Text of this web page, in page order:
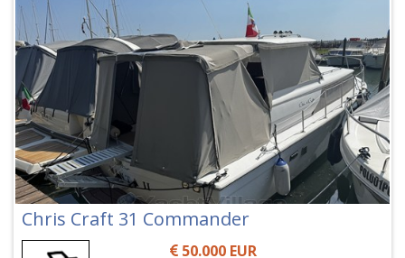
Chris Craft 31 Commander
50.000 EUR